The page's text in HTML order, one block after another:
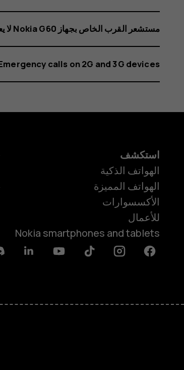
مستشعر القرب الخاص بجهاز Nokia G60 لا يعمل
calls on 2G and 3G devices
استكشف
الهواتف الذكية
الهواتف المميزة
الأكسسوارات
للأعمال
Nokia smartphones and tablets
Facebook
Instagram
Tiktok
Youtube